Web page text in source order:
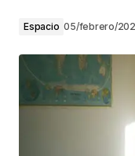
Espacio 05/febrero/